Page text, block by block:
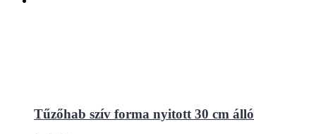
Tűzőhab szív forma nyitott 30 cm álló